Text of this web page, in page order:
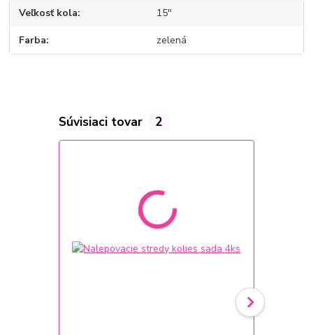
Veľkosť kola 15"
Farba zelená
Súvisiaci tovar 2